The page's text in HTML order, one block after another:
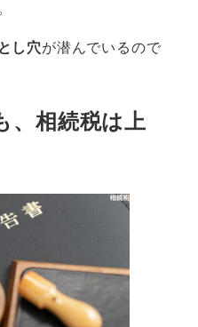
し穴が潜んでいるので
、相続税は上